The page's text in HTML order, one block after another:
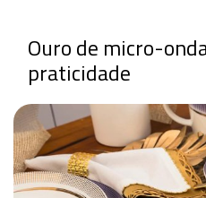
Ouro de micro-
praticidade